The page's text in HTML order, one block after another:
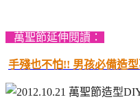
萬聖節延伸閱讀：
手殘也不怕!! 男孩必備造